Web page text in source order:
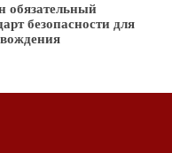
обязательный
безопасности для